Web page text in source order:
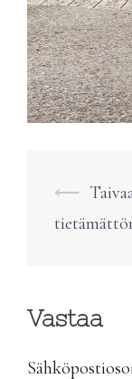
Post
⟵
Vastaa